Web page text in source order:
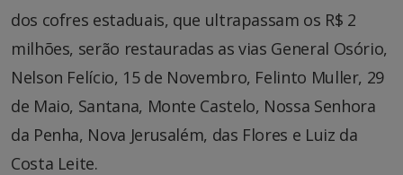
dos cofres estaduais, que ultrapassam os R$ 2
milhões, serão restauradas as vias General Osório,
Nelson Felício, 15 de Novembro, Felinto Muller, 29
de Maio, Santana, Monte Castelo, Nossa Senhora
da Penha, Nova Jerusalém, das Flores e Luiz da
Costa Leite.